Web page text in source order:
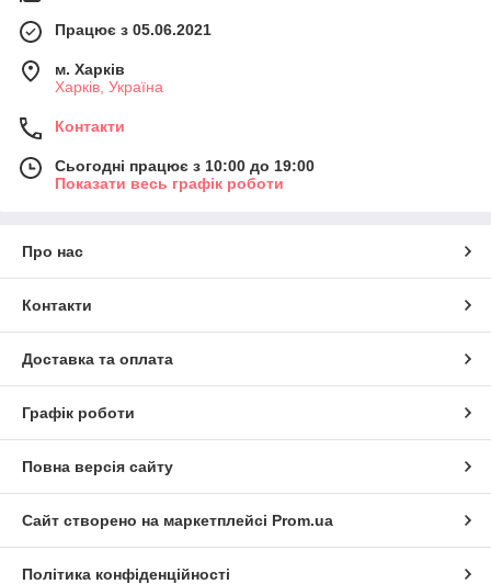
Працює з 05.06.2021
м. Харків
Харків, Україна
Контакти
Сьогодні працює з 10:00 до 19:00
Показати весь графік роботи
Про нас
Контакти
Доставка та оплата
Графік роботи
Повна версія сайту
Сайт створено на маркетплейсі Prom.ua
Політика конфіденційності